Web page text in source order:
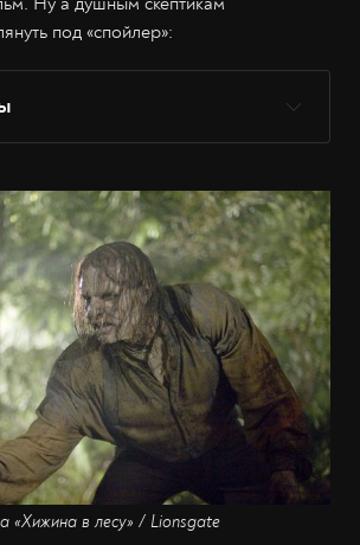
под «спойлер»:
«Хижина в лесу» / Lionsgate